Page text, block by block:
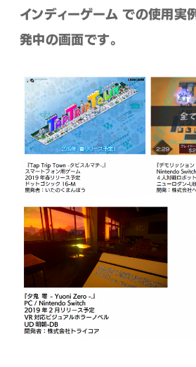
インディーゲーム での使用
発中の画面です。